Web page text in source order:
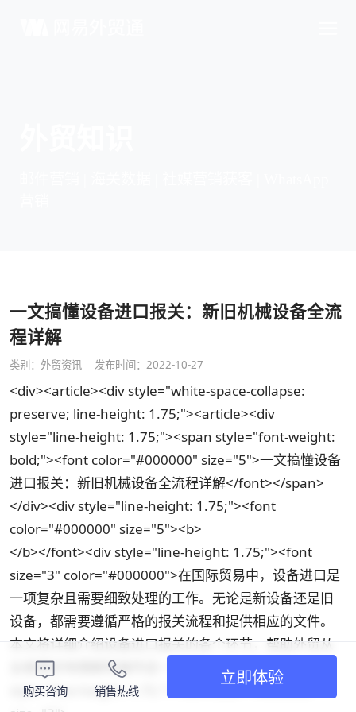
一文搞懂设备进口报关：新旧机械设备全流
程详解
类别： 外贸资讯 发布时间：2022-10-27
<div><article><div style="white-space-collapse:
preserve; line-height: 1.75;"><article><div
style="line-height: 1.75;"><span style="font-weight:
bold;"><font color="#000000" size="5">一文搞懂设备
进口报关：新旧机械设备全流程详解</font></span>
</div><div style="line-height: 1.75;"><font
color="#000000" size="5"><b>
</b></font><div style="line-height: 1.75;"><font
size="3" color="#000000">在国际贸易中，设备进口是
一项复杂且需要细致处理的工作。无论是新设备还是旧
设备，都需要遵循严格的报关流程和提供相应的文件。
本文将详细介绍设备进口报关的各个环节，帮助外贸从
业者更好地理解和操作这一过程。</font></div><div
style="line-height: 1.75;"><font color="#000000"
购买咨询 销售热线
立即体验